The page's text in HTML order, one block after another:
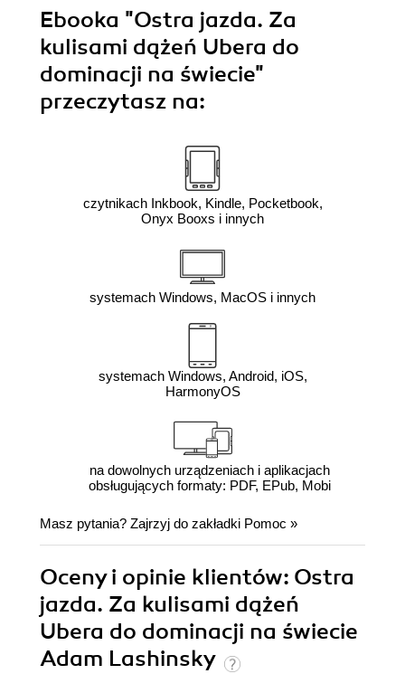
Ebooka "Ostra jazda. Za
kulisami dążeń Ubera do
dominacji na świecie"
przeczytasz na:
czytnikach Inkbook, Kindle, Pocketbook,
Onyx Booxs i innych
systemach Windows, MacOS i innych
systemach Windows, Android, iOS,
HarmonyOS
na dowolnych urządzeniach i aplikacjach
obsługujących formaty: PDF, EPub, Mobi
Masz pytania? Zajrzyj do zakładki Pomoc »
Oceny i opinie klientów: Ostra
jazda. Za kulisami dążeń
Ubera do dominacji na świecie
Adam Lashinsky